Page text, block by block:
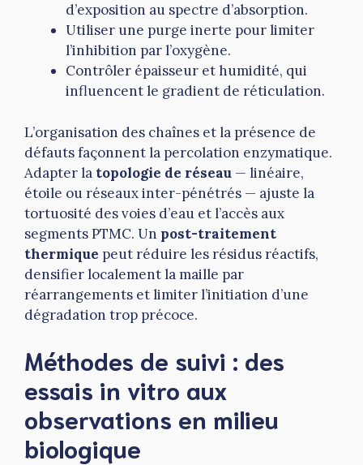
d’exposition au spectre d’absorption.
Utiliser une purge inerte pour limiter
l’inhibition par l’oxygène.
Contrôler épaisseur et humidité, qui
influencent le gradient de réticulation.
L’organisation des chaînes et la présence de
défauts façonnent la percolation enzymatique.
Adapter la topologie de réseau — linéaire,
étoile ou réseaux inter-pénétrés — ajuste la
tortuosité des voies d’eau et l’accès aux
segments PTMC. Un post-traitement
thermique peut réduire les résidus réactifs,
densifier localement la maille par
réarrangements et limiter l’initiation d’une
dégradation trop précoce.
Méthodes de suivi : des
essais in vitro aux
observations en milieu
biologique